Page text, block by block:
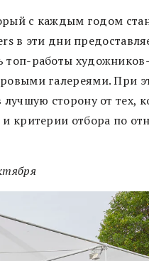
с каждым годом
в эти дни
работы
галереями. При
сторону от тех,
критерии отбора по